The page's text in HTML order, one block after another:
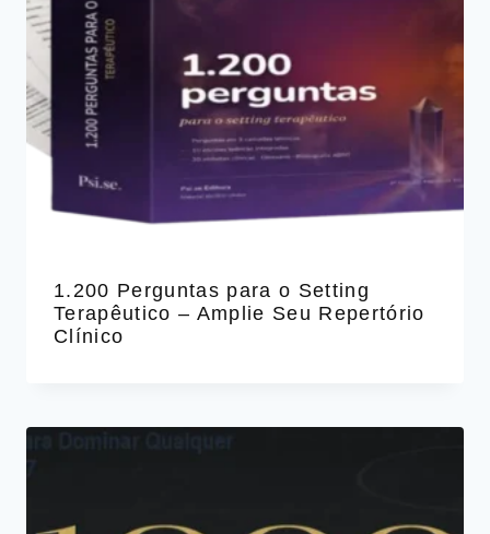
1.200 Perguntas para o Setting
Terapêutico – Amplie Seu Repertório
Clínico